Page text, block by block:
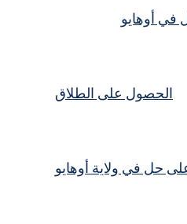
في أوهايو
الحصول على الطلاق
حل في ولاية أوهايو